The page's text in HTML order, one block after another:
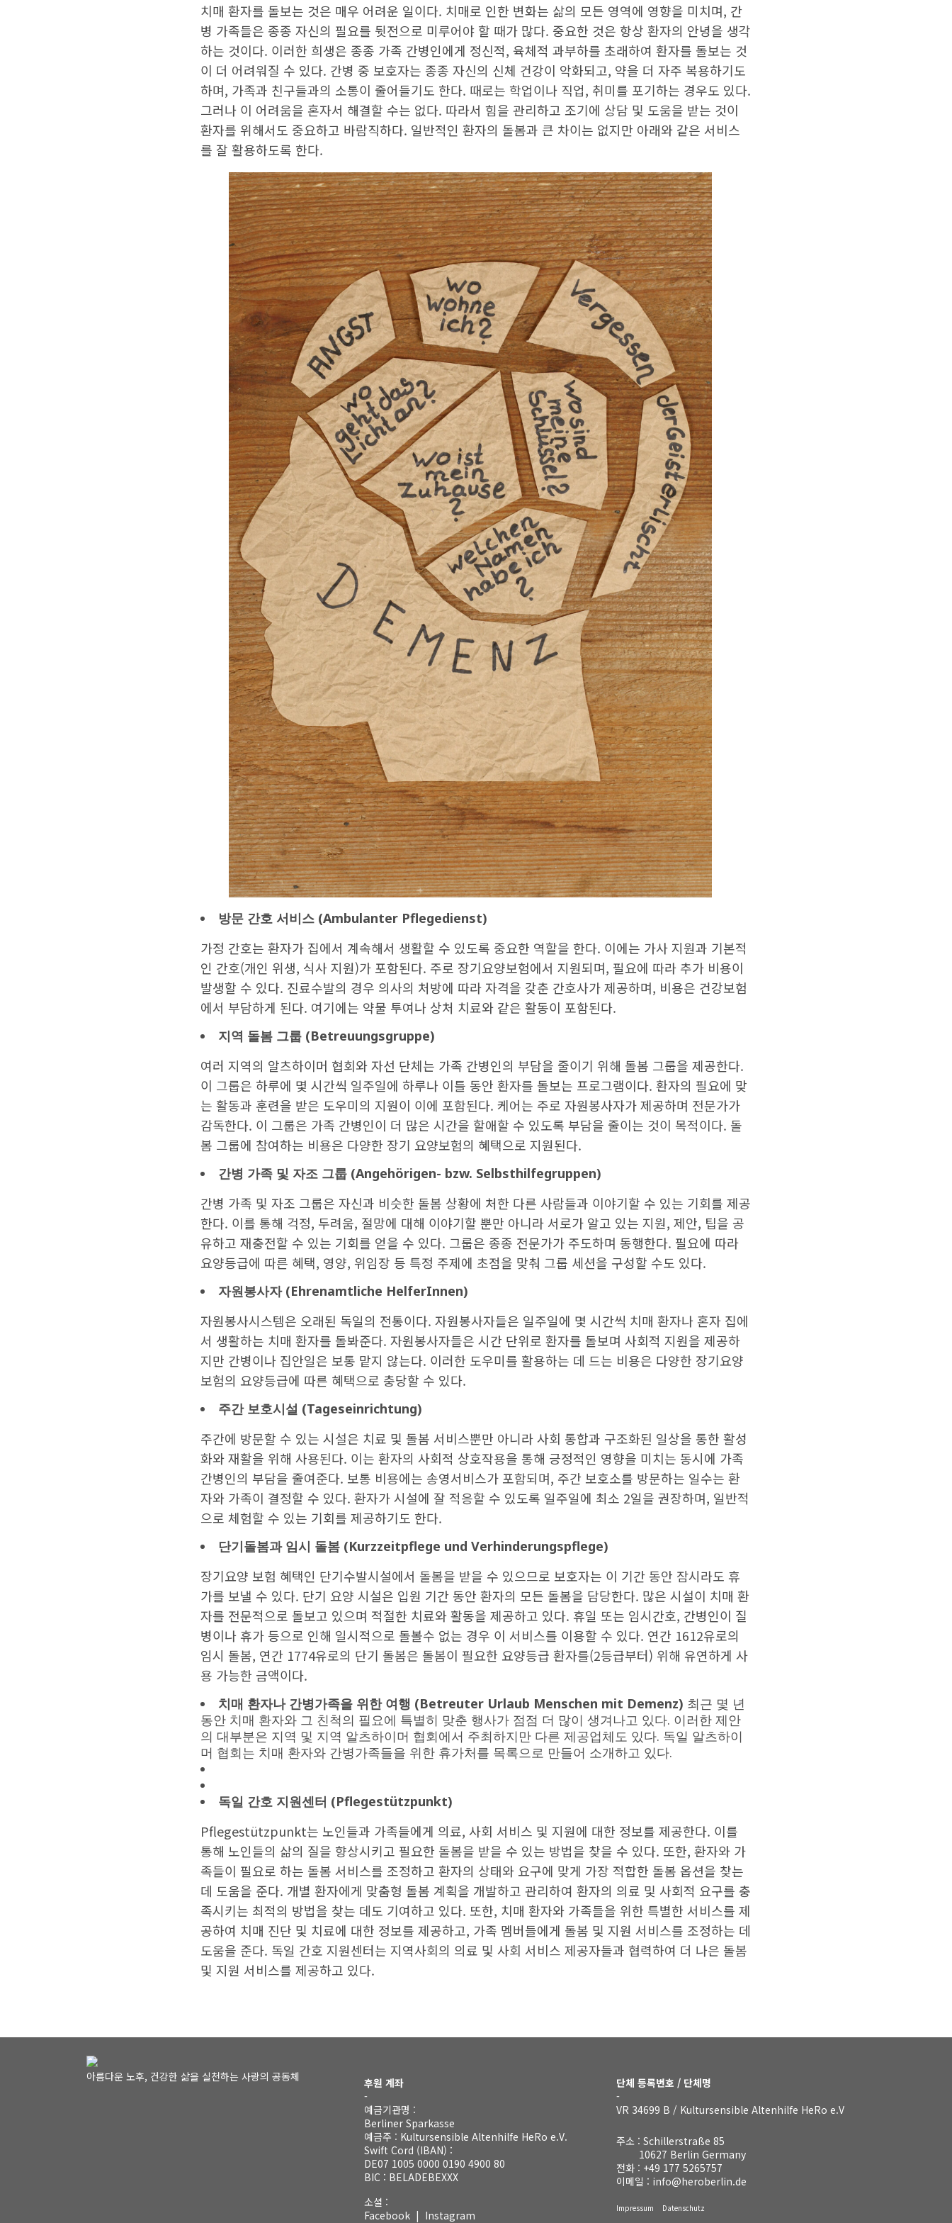
치매 환자를 돌보는 것은 매우 어려운 일이다. 치매로 인한 변화는 삶의 모든 영역에 영향을 미치며, 간
병 가족들은 종종 자신의 필요를 뒷전으로 미루어야 할 때가 많다. 중요한 것은 항상 환자의 안녕을 생각
하는 것이다. 이러한 희생은 종종 가족 간병인에게 정신적, 육체적 과부하를 초래하여 환자를 돌보는 것
이 더 어려워질 수 있다. 간병 중 보호자는 종종 자신의 신체 건강이 악화되고, 약을 더 자주 복용하기도
하며, 가족과 친구들과의 소통이 줄어들기도 한다. 때로는 학업이나 직업, 취미를 포기하는 경우도 있다.
그러나 이 어려움을 혼자서 해결할 수는 없다. 따라서 힘을 관리하고 조기에 상담 및 도움을 받는 것이
환자를 위해서도 중요하고 바람직하다. 일반적인 환자의 돌봄과 큰 차이는 없지만 아래와 같은 서비스
를 잘 활용하도록 한다.
방문 간호 서비스 (Ambulanter Pflegedienst)
가정 간호는 환자가 집에서 계속해서 생활할 수 있도록 중요한 역할을 한다. 이에는 가사 지원과 기본적
인 간호(개인 위생, 식사 지원)가 포함된다. 주로 장기요양보험에서 지원되며, 필요에 따라 추가 비용이
발생할 수 있다. 진료수발의 경우 의사의 처방에 따라 자격을 갖춘 간호사가 제공하며, 비용은 건강보험
에서 부담하게 된다. 여기에는 약물 투여나 상처 치료와 같은 활동이 포함된다.
지역 돌봄 그룹 (Betreuungsgruppe)
여러 지역의 알츠하이머 협회와 자선 단체는 가족 간병인의 부담을 줄이기 위해 돌봄 그룹을 제공한다.
이 그룹은 하루에 몇 시간씩 일주일에 하루나 이틀 동안 환자를 돌보는 프로그램이다. 환자의 필요에 맞
는 활동과 훈련을 받은 도우미의 지원이 이에 포함된다. 케어는 주로 자원봉사자가 제공하며 전문가가
감독한다. 이 그룹은 가족 간병인이 더 많은 시간을 할애할 수 있도록 부담을 줄이는 것이 목적이다. 돌
봄 그룹에 참여하는 비용은 다양한 장기 요양보험의 혜택으로 지원된다.
간병 가족 및 자조 그룹 (Angehörigen- bzw. Selbsthilfegruppen)
간병 가족 및 자조 그룹은 자신과 비슷한 돌봄 상황에 처한 다른 사람들과 이야기할 수 있는 기회를 제공
한다. 이를 통해 걱정, 두려움, 절망에 대해 이야기할 뿐만 아니라 서로가 알고 있는 지원, 제안, 팁을 공
유하고 재충전할 수 있는 기회를 얻을 수 있다. 그룹은 종종 전문가가 주도하며 동행한다. 필요에 따라
요양등급에 따른 혜택, 영양, 위임장 등 특정 주제에 초점을 맞춰 그룹 세션을 구성할 수도 있다.
자원봉사자(Ehrenamtliche HelferInnen)
자원봉사시스템은 오래된 독일의 전통이다. 자원봉사자들은 일주일에 몇 시간씩 치매 환자나 혼자 집에
서 생활하는 치매 환자를 돌봐준다. 자원봉사자들은 시간 단위로 환자를 돌보며 사회적 지원을 제공하
지만 간병이나 집안일은 보통 맡지 않는다. 이러한 도우미를 활용하는 데 드는 비용은 다양한 장기요양
보험의 요양등급에 따른 혜택으로 충당할 수 있다.
주간 보호시설 (Tageseinrichtung)
주간에 방문할 수 있는 시설은 치료 및 돌봄 서비스뿐만 아니라 사회 통합과 구조화된 일상을 통한 활성
화와 재활을 위해 사용된다. 이는 환자의 사회적 상호작용을 통해 긍정적인 영향을 미치는 동시에 가족
간병인의 부담을 줄여준다. 보통 비용에는 송영서비스가 포함되며, 주간 보호소를 방문하는 일수는 환
자와 가족이 결정할 수 있다. 환자가 시설에 잘 적응할 수 있도록 일주일에 최소 2일을 권장하며, 일반적
으로 체험할 수 있는 기회를 제공하기도 한다.
단기돌봄과 임시 돌봄 (Kurzzeitpflege und Verhinderungspflege)
장기요양 보험 혜택인 단기수발시설에서 돌봄을 받을 수 있으므로 보호자는 이 기간 동안 잠시라도 휴
가를 보낼 수 있다. 단기 요양 시설은 입원 기간 동안 환자의 모든 돌봄을 담당한다. 많은 시설이 치매 환
자를 전문적으로 돌보고 있으며 적절한 치료와 활동을 제공하고 있다. 휴일 또는 임시간호, 간병인이 질
병이나 휴가 등으로 인해 일시적으로 돌볼수 없는 경우 이 서비스를 이용할 수 있다. 연간 1612유로의
임시 돌봄, 연간 1774유로의 단기 돌봄은 돌봄이 필요한 요양등급 환자를(2등급부터) 위해 유연하게 사
용 가능한 금액이다.
치매 환자나 간병가족을 위한 여행 (Betreuter Urlaub Menschen mit Demenz) 최근 몇 년
동안 치매 환자와 그 친척의 필요에 특별히 맞춘 행사가 점점 더 많이 생겨나고 있다. 이러한 제안
의 대부분은 지역 및 지역 알츠하이머 협회에서 주최하지만 다른 제공업체도 있다. 독일 알츠하이
머 협회는 치매 환자와 간병가족들을 위한 휴가처를 목록으로 만들어 소개하고 있다.
독일 간호 지원센터 (Pflegestützpunkt)
Pflegestützpunkt는 노인들과 가족들에게 의료, 사회 서비스 및 지원에 대한 정보를 제공한다. 이를
통해 노인들의 삶의 질을 향상시키고 필요한 돌봄을 받을 수 있는 방법을 찾을 수 있다. 또한, 환자와 가
족들이 필요로 하는 돌봄 서비스를 조정하고 환자의 상태와 요구에 맞게 가장 적합한 돌봄 옵션을 찾는
데 도움을 준다. 개별 환자에게 맞춤형 돌봄 계획을 개발하고 관리하여 환자의 의료 및 사회적 요구를 충
족시키는 최적의 방법을 찾는 데도 기여하고 있다. 또한, 치매 환자와 가족들을 위한 특별한 서비스를 제
공하여 치매 진단 및 치료에 대한 정보를 제공하고, 가족 멤버들에게 돌봄 및 지원 서비스를 조정하는 데
도움을 준다. 독일 간호 지원센터는 지역사회의 의료 및 사회 서비스 제공자들과 협력하여 더 나은 돌봄
및 지원 서비스를 제공하고 있다.
아름다운 노후, 건강한 삶을 실천하는 사랑의 공동체
후원 계좌
-
예금기관명 :
Berliner Sparkasse
예금주 : Kultursensible Altenhilfe HeRo e.V.
Swift Cord (IBAN) :
DE07 1005 0000 0190 4900 80
BIC : BELADEBEXXX
소셜 :
Facebook| Instagram
단체 등록번호 / 단체명
-
VR 34699 B / Kultursensible Altenhilfe HeRo e.V
주소 : Schillerstraße 85
10627 Berlin Germany
전화 : +49 177 5265757
이메일 : info@heroberlin.de
Impressum Datenschutz